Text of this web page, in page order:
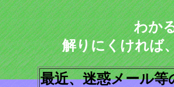
わか
解りにくければ
最近、迷惑メール